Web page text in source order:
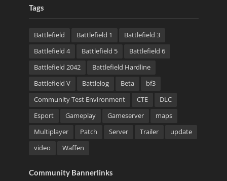
Tags
Battlefield Battlefield 1
Battlefield 3
Battlefield 4
Battlefield 5
Battlefield 6
Battlefield 2042
Battlefield Hardline
Battlefield V
Battlelog Beta
bf3
Community Test Environment
CTE
DLC
Esport
Gameplay Gameserver
maps
Multiplayer
Patch Server Trailer
update
video
Waffen
Community Bannerlinks